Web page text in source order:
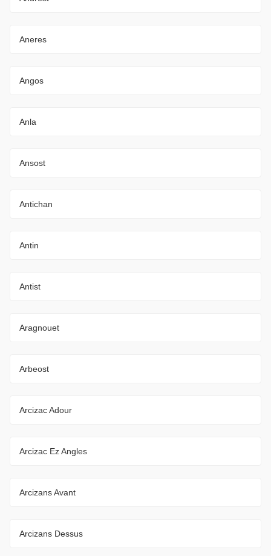
Aneres
Angos
Anla
Ansost
Antichan
Antin
Antist
Aragnouet
Arbeost
Arcizac Adour
Arcizac Ez Angles
Arcizans Avant
Arcizans Dessus